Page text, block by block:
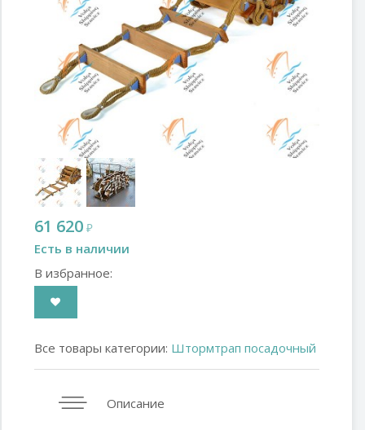
61 620 ₽
Есть в наличии
В избранное:
Все товары категории: Штормтрап посадочный
Описание